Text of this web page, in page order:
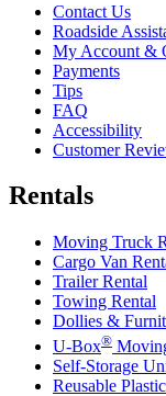
Contact Us
Roadside
My Account &
Payments
Tips
FAQ
Accessibility
Customer
Rentals
Moving Truck
Cargo Van
Trailer Rental
Towing Rental
Dollies &
U-Box®
Self-Storage
Reusable